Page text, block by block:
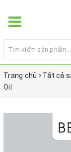
Trang chủ Tất cả
Oil